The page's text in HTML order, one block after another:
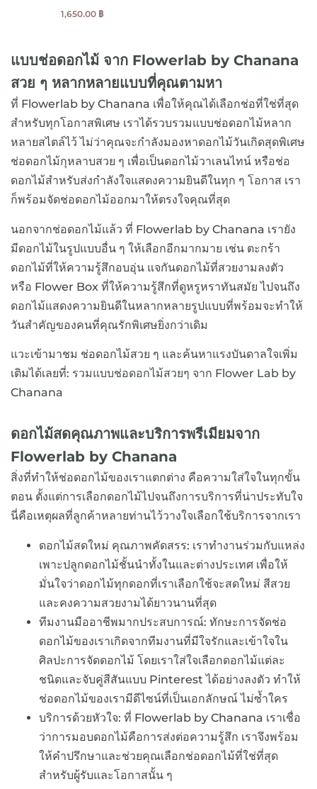
1,650.00 ฿
แบบช่อดอกไม้ จาก Flowerlab by Chanana
สวย ๆ หลากหลายแบบที่คุณตามหา
ที่ Flowerlab by Chanana เพื่อให้คุณได้เลือกช่อที่ใช่ที่สุด
สำหรับทุกโอกาสพิเศษ เราได้รวบรวมแบบช่อดอกไม้หลาก
หลายสไตล์ไว้ ไม่ว่าคุณจะกำลังมองหาดอกไม้วันเกิดสุดพิเศษ
ช่อดอกไม้กุหลาบสวย ๆ เพื่อเป็นดอกไม้วาเลนไทน์ หรือช่อ
ดอกไม้สำหรับส่งกำลังใจแสดงความยินดีในทุก ๆ โอกาส เรา
ก็พร้อมจัดช่อดอกไม้ออกมาให้ตรงใจคุณที่สุด
นอกจากช่อดอกไม้แล้ว ที่ Flowerlab by Chanana เรายัง
มีดอกไม้ในรูปแบบอื่น ๆ ให้เลือกอีกมากมาย เช่น ตะกร้า
ดอกไม้ที่ให้ความรู้สึกอบอุ่น แจกันดอกไม้ที่สวยงามลงตัว
หรือ Flower Box ที่ให้ความรู้สึกที่ดูหรูหราทันสมัย ไปจนถึง
ดอกไม้แสดงความยินดีในหลากหลายรูปแบบที่พร้อมจะทำให้
วันสำคัญของคนที่คุณรักพิเศษยิ่งกว่าเดิม
แวะเข้ามาชม ช่อดอกไม้สวย ๆ และค้นหาแรงบันดาลใจเพิ่ม
เติมได้เลยที่: รวมแบบช่อดอกไม้สวยๆ จาก Flower Lab by
Chanana
ดอกไม้สดคุณภาพและบริการพรีเมียมจาก
Flowerlab by Chanana
สิ่งที่ทำให้ช่อดอกไม้ของเราแตกต่าง คือความใส่ใจในทุกขั้น
ตอน ตั้งแต่การเลือกดอกไม้ไปจนถึงการบริการที่น่าประทับใจ
นี่คือเหตุผลที่ลูกค้าหลายท่านไว้วางใจเลือกใช้บริการจากเรา
ดอกไม้สดใหม่ คุณภาพคัดสรร: เราทำงานร่วมกับแหล่ง
เพาะปลูกดอกไม้ชั้นนำทั้งในและต่างประเทศ เพื่อให้
มั่นใจว่าดอกไม้ทุกดอกที่เราเลือกใช้จะสดใหม่ สีสวย
และคงความสวยงามได้ยาวนานที่สุด
ทีมงานมืออาชีพมากประสบการณ์: ทักษะการจัดช่อ
ดอกไม้ของเราเกิดจากทีมงานที่มีใจรักและเข้าใจใน
ศิลปะการจัดดอกไม้ โดยเราใส่ใจเลือกดอกไม้แต่ละ
ชนิดและจับคู่สีสันแบบ Pinterest ได้อย่างลงตัว ทำให้
ช่อดอกไม้ของเรามีดีไซน์ที่เป็นเอกลักษณ์ ไม่ซ้ำใคร
บริการด้วยหัวใจ: ที่ Flowerlab by Chanana เราเชื่อ
ว่าการมอบดอกไม้คือการส่งต่อความรู้สึก เราจึงพร้อม
ให้คำปรึกษาและช่วยคุณเลือกช่อดอกไม้ที่ใช่ที่สุด
สำหรับผู้รับและโอกาสนั้น ๆ